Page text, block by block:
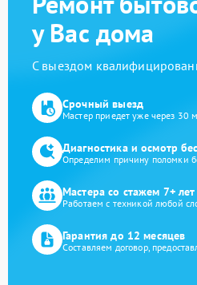
у Вас дома
С выездом
Срочный выезд
Мастер приедет уже через 30
Диагностика и осмотр
Определим причину поломки
Мастера со стажем 7+ лет
Работаем с техникой любой
Гарантия до 12 месяцев
Составляем договор,